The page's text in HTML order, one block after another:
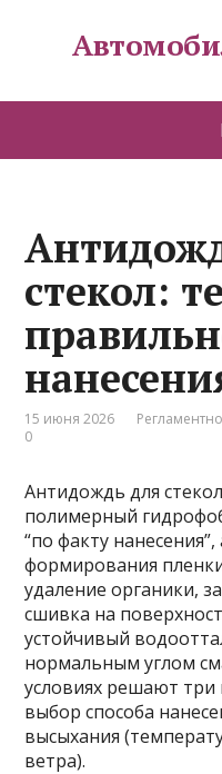
стекол:
15 июня 2026
0
Антидождь для
полимерный
“по факту
формирования
удаление органики,
сшивка на
устойчивый
нормальным углом
условиях решают три
выбор способа
высыхания
ветра).